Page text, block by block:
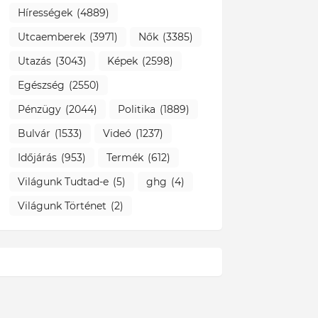
Hírességek (4889)
Utcaemberek (3971) Nők (3385)
Utazás (3043) Képek (2598)
Egészség (2550)
Pénzügy (2044) Politika (1889)
Bulvár (1533) Videó (1237)
Időjárás (953) Termék (612)
Világunk Tudtad-e (5) ghg (4)
Világunk Történet (2)